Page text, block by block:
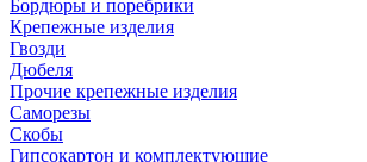
Бордюры и поребрики
Крепежные изделия
Гвозди
Дюбеля
Прочие крепежные изделия
Саморезы
Скобы
Гипсокартон и комплектующие